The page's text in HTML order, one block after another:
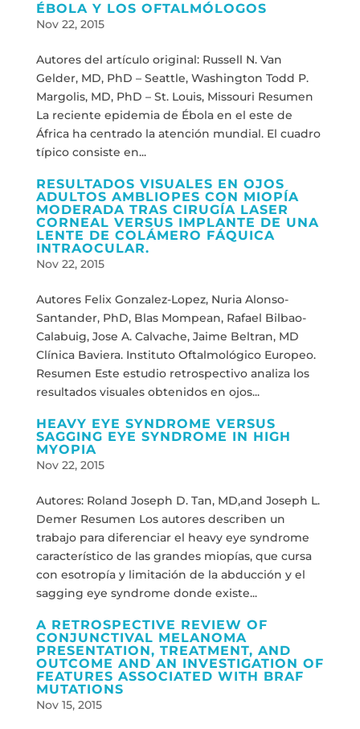
ÉBOLA Y LOS OFTALMÓLOGOS
Nov 22, 2015
Autores del artículo original: Russell N. Van
Gelder, MD, PhD – Seattle, Washington Todd P.
Margolis, MD, PhD – St. Louis, Missouri Resumen
La reciente epidemia de Ébola en el este de
África ha centrado la atención mundial. El cuadro
típico consiste en...
RESULTADOS VISUALES EN OJOS
ADULTOS AMBLIOPES CON MIOPÍA
MODERADA TRAS CIRUGÍA LASER
CORNEAL VERSUS IMPLANTE DE UNA
LENTE DE COLÁMERO FÁQUICA
INTRAOCULAR.
Nov 22, 2015
Autores Felix Gonzalez-Lopez, Nuria Alonso-
Santander, PhD, Blas Mompean, Rafael Bilbao-
Calabuig, Jose A. Calvache, Jaime Beltran, MD
Clínica Baviera. Instituto Oftalmológico Europeo.
Resumen Este estudio retrospectivo analiza los
resultados visuales obtenidos en ojos...
HEAVY EYE SYNDROME VERSUS
SAGGING EYE SYNDROME IN HIGH
MYOPIA
Nov 22, 2015
Autores: Roland Joseph D. Tan, MD,and Joseph L.
Demer Resumen Los autores describen un
trabajo para diferenciar el heavy eye syndrome
característico de las grandes miopías, que cursa
con esotropía y limitación de la abducción y el
sagging eye syndrome donde existe...
A RETROSPECTIVE REVIEW OF
CONJUNCTIVAL MELANOMA
PRESENTATION, TREATMENT, AND
OUTCOME AND AN INVESTIGATION OF
FEATURES ASSOCIATED WITH BRAF
MUTATIONS
Nov 15, 2015